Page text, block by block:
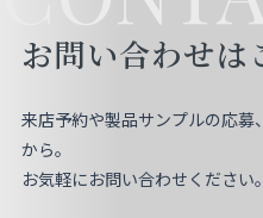
お問い合わせは
来店予約や製品サンプルの応募
から。
お気軽にお問い合わせください。